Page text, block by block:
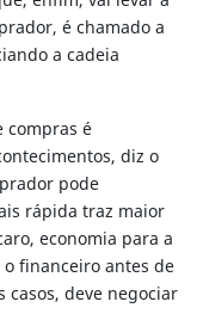
é chamado a
a cadeia
compras é
diz o
pode
rápida traz maior
economia para a
financeiro antes de
casos, deve negociar